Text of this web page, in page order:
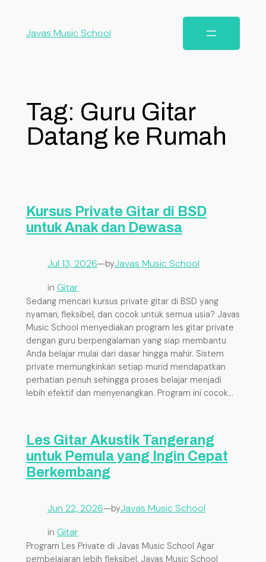
Javas Music School
Tag: Guru Gitar
Datang ke Rumah
Kursus Private Gitar di BSD
untuk Anak dan Dewasa
Jul 13, 2026—byJavas Music School
in Gitar
Sedang mencari kursus private gitar di BSD yang
nyaman, fleksibel, dan cocok untuk semua usia? Javas
Music School menyediakan program les gitar private
dengan guru berpengalaman yang siap membantu
Anda belajar mulai dari dasar hingga mahir. Sistem
private memungkinkan setiap murid mendapatkan
perhatian penuh sehingga proses belajar menjadi
lebih efektif dan menyenangkan. Program ini cocok…
Les Gitar Akustik Tangerang
untuk Pemula yang Ingin Cepat
Berkembang
Jun 22, 2026—byJavas Music School
in Gitar
Program Les Private di Javas Music School Agar
pembelajaran lebih fleksibel, Javas Music School